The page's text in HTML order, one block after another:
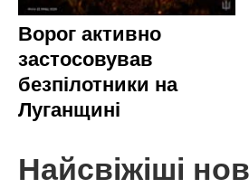
Ворог активно
застосовував
безпілотники на
Луганщині
Найсвіжіші